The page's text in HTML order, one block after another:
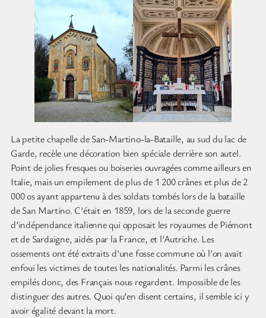
La petite chapelle de San-Martino-la-Bataille, au sud du lac de
Garde, recèle une décoration bien spéciale derrière son autel.
Point de jolies fresques ou boiseries ouvragées comme ailleurs en
Italie, mais un empilement de plus de 1 200 crânes et plus de 2
000 os ayant appartenu à des soldats tombés lors de la bataille
de San Martino. C’était en 1859, lors de la seconde guerre
d’indépendance italienne qui opposait les royaumes de Piémont
et de Sardaigne, aidés par la France, et l’Autriche. Les
ossements ont été extraits d’une fosse commune où l’on avait
enfoui les victimes de toutes les nationalités. Parmi les crânes
empilés donc, des Français nous regardent. Impossible de les
distinguer des autres. Quoi qu’en disent certains, il semble ici y
avoir égalité devant la mort.